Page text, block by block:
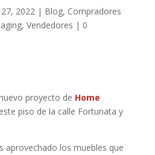
27, 2022| Blog, Compradores
, Vendedores | 0
proyecto de Home
piso de la calle Fortunata y
aprovechado los muebles que